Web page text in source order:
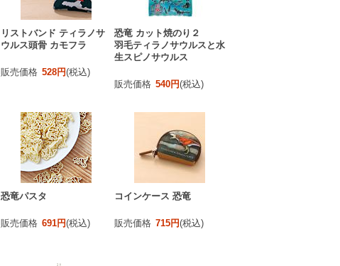
リストバンド ティラノサ
ウルス頭骨 カモフラ
販売価格 528円(税込)
恐竜 カット焼のり２
羽毛ティラノサウルスと水
生スピノサウルス
販売価格 540円(税込)
恐竜パスタ
販売価格 691円(税込)
コインケース 恐竜
販売価格 715円(税込)